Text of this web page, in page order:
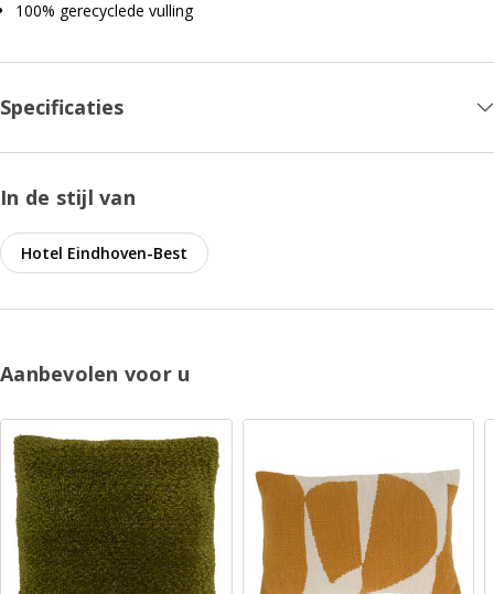
100% gerecyclede vulling
Specificaties
In de stijl van
Hotel Eindhoven-Best
Aanbevolen voor u